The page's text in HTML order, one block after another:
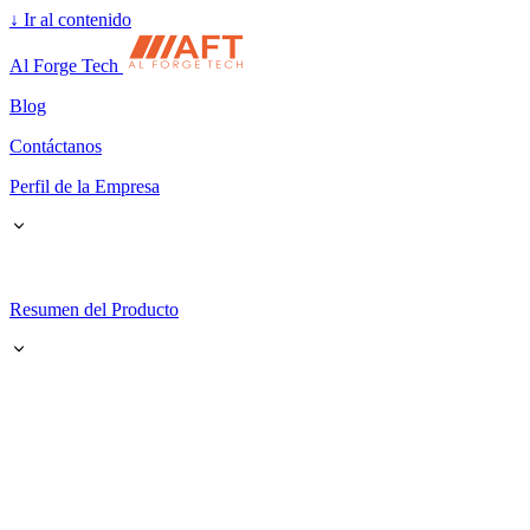
↓ Ir al contenido
Al Forge Tech
Blog
Contáctanos
Perfil de la Empresa
Resumen del Producto